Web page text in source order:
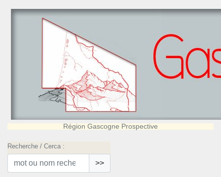
Région Gascogne Prospective
Recherche / Cerca :
>>